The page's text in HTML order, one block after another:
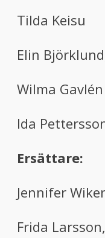
Tilda Keisu
Elin
Wilma
Ida
Ersättare:
Jennifer Wiker
Frida